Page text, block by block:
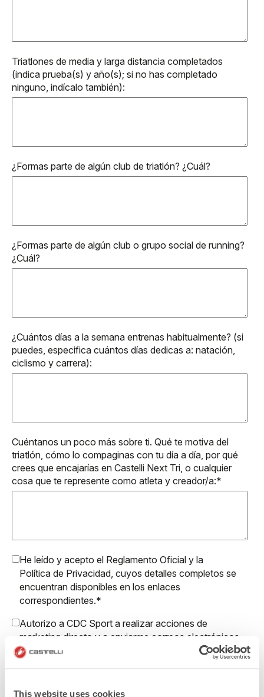
This website uses cookies
Triatlones de media y larga distancia completados
(indica prueba(s) y año(s); si no has completado
ninguno, indícalo también):
¿Formas parte de algún club de triatlón? ¿Cuál?
¿Formas parte de algún club o grupo social de running?
¿Cuál?
¿Cuántos días a la semana entrenas habitualmente? (si
puedes, especifica cuántos días dedicas a: natación,
ciclismo y carrera):
Cuéntanos un poco más sobre ti. Qué te motiva del
triatlón, cómo lo compaginas con tu día a día, por qué
crees que encajarías en Castelli Next Tri, o cualquier
cosa que te represente como atleta y creador/a:*
He leído y acepto el Reglamento Oficial y la
Política de Privacidad, cuyos detalles completos se
encuentran disponibles en los enlaces
correspondientes.*
Autorizo a CDC Sport a realizar acciones de
marketing directo y a enviarme correos electrónicos
con actualizaciones, ofertas y promociones